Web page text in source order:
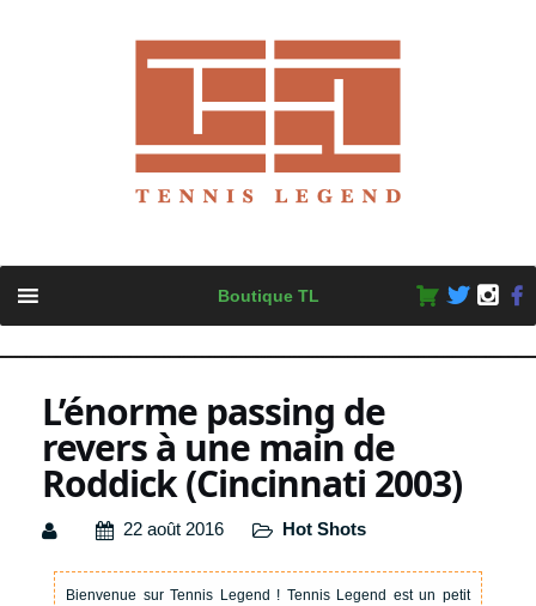
content
Boutique TL
L’énorme passing de
revers à une main de
Roddick (Cincinnati 2003)
22 août 2016 Hot Shots
Bienvenue sur Tennis Legend ! Tennis Legend est un petit